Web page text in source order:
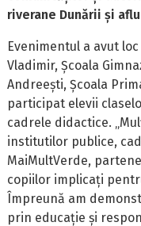
riverane Dunării și
Evenimentul a avut
Vladimir, Școala
Andreești, Școala
participat elevii
cadrele didactice.
institutilor publice,
MaiMultVerde,
copiilor implicați
Împreună am
prin educație și